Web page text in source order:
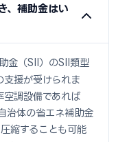
、補助金はい
金（SII）のSII類型
援が受けられま
調設備であれば
治体の省エネ補助金
縮することも可能